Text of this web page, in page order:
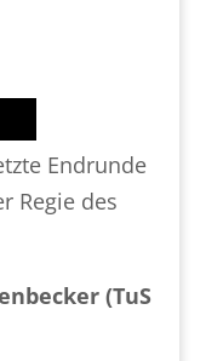
Endrunde
Regie des
(TuS